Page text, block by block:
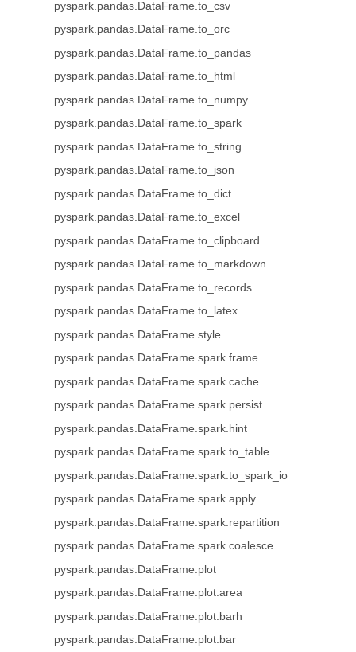
pyspark.pandas.DataFrame.to_csv
pyspark.pandas.DataFrame.to_orc
pyspark.pandas.DataFrame.to_pandas
pyspark.pandas.DataFrame.to_html
pyspark.pandas.DataFrame.to_numpy
pyspark.pandas.DataFrame.to_spark
pyspark.pandas.DataFrame.to_string
pyspark.pandas.DataFrame.to_json
pyspark.pandas.DataFrame.to_dict
pyspark.pandas.DataFrame.to_excel
pyspark.pandas.DataFrame.to_clipboard
pyspark.pandas.DataFrame.to_markdown
pyspark.pandas.DataFrame.to_records
pyspark.pandas.DataFrame.to_latex
pyspark.pandas.DataFrame.style
pyspark.pandas.DataFrame.spark.frame
pyspark.pandas.DataFrame.spark.cache
pyspark.pandas.DataFrame.spark.persist
pyspark.pandas.DataFrame.spark.hint
pyspark.pandas.DataFrame.spark.to_table
pyspark.pandas.DataFrame.spark.to_spark_io
pyspark.pandas.DataFrame.spark.apply
pyspark.pandas.DataFrame.spark.repartition
pyspark.pandas.DataFrame.spark.coalesce
pyspark.pandas.DataFrame.plot
pyspark.pandas.DataFrame.plot.area
pyspark.pandas.DataFrame.plot.barh
pyspark.pandas.DataFrame.plot.bar